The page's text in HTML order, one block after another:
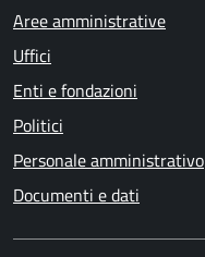
Aree amministrative
Uffici
Enti e fondazioni
Politici
Personale amministrativo
Documenti e dati